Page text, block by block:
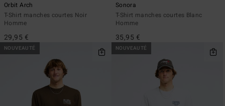
Orbit Arch
T-Shirt manches courtes Noir
Homme
29,95 €
Sonora
T-Shirt manches courtes Blanc
Homme
35,95 €
NOUVEAUTÉ NOUVEAUTÉ